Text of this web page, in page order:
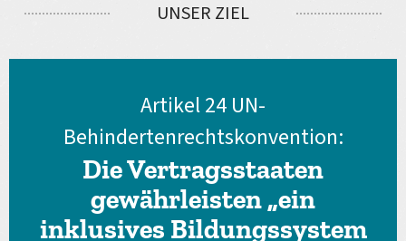
UNSER ZIEL
Artikel 24 UN-
Behindertenrechtskonvention:
Die Vertragsstaaten
gewährleisten „ein
inklusives Bildungssystem